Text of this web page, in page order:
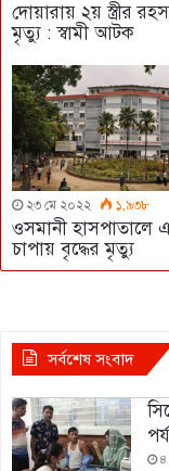
দোয়ারায় ২য় স্ত্রীর
মৃত্যু : স্বামী আটক
২৩ মে ২০২২ ১,৯৩৮
ওসমানী হাসপাতালে
চাপায় বৃদ্ধের মৃত্যু
সর্বশেষ সংবাদ